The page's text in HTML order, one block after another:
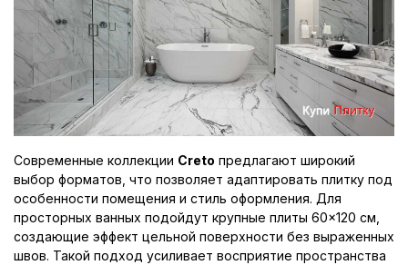
Современные коллекции Creto предлагают широкий
выбор форматов, что позволяет адаптировать плитку под
особенности помещения и стиль оформления. Для
просторных ванных подойдут крупные плиты 60×120 см,
создающие эффект цельной поверхности без выраженных
швов. Такой подход усиливает восприятие пространства